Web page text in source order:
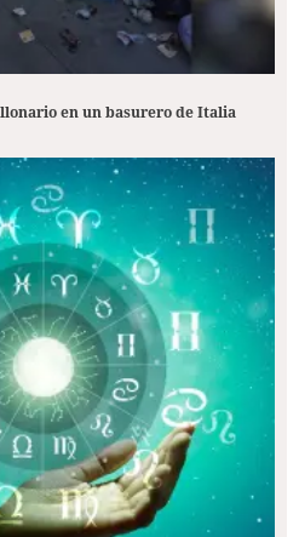
en un basurero de Italia